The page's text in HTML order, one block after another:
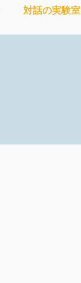
対話の実験室